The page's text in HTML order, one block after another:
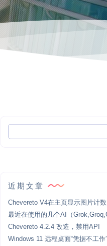
近期文章
Chevereto V4在主页显示图片计数
最近在使用的几个AI（
Chevereto 4.2.4 改造，禁用API
Windows 11 远程桌面“凭据不工作